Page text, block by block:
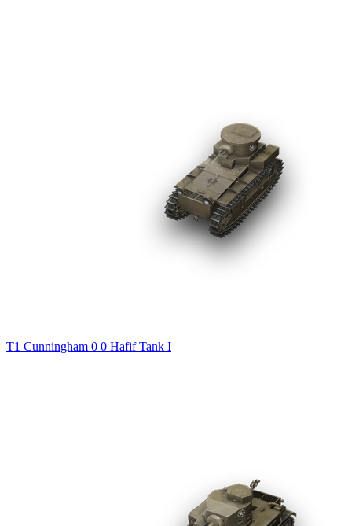
T1 Cunningham 0 0 Hafif Tank I